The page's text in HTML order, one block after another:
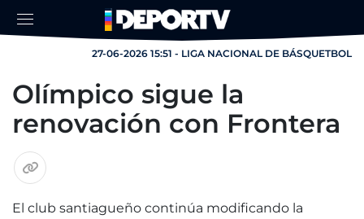
27-06-2026 15:51 - LIGA NACIONAL DE BÁSQUETBOL
Olímpico sigue la
renovación con Frontera
El club santiagueño continúa modificando la